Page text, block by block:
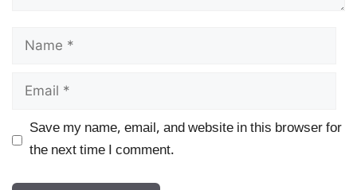
Name
Email
Save my name, email, and website in this browser for
the next time I comment.